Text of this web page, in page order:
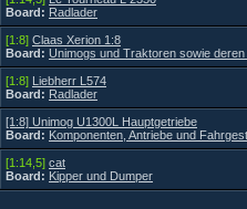
Board: Radlader
[1:8] Claas Xerion 1:8
Board: Unimogs und Traktoren sowie deren
[1:8] Liebherr L574
Board: Radlader
[1:8] Unimog U1300L Hauptgetriebe
Board: Komponenten, Antriebe und
[1:14,5] cat
Board: Kipper und Dumper